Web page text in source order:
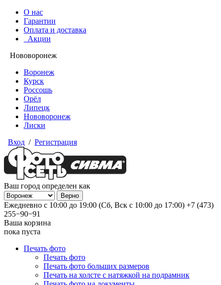
О нас
Гарантии
Оплата и доставка
Акции
Нововоронеж
Воронеж
Курск
Россошь
Орёл
Липецк
Нововоронеж
Лиски
Вход / Регистрация
Ваш город определен как
Ежедневно с 10:00 до 19:00 (Сб, Вск с 10:00 до 17:00) +7 (473)
255−90−91
Ваша корзина
пока пуста
Печать фото
Печать фото
Печать фото больших размеров
Печать на холсте с натяжкой на подрамник